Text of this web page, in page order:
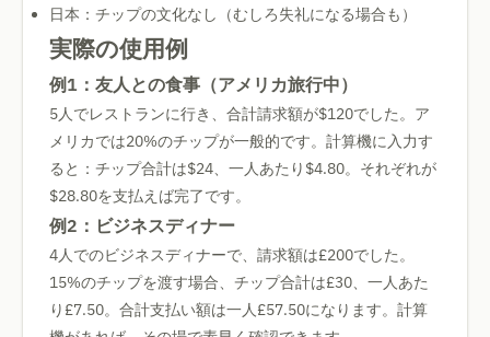
日本：チップの文化なし（むしろ失礼になる場合も）
実際の使用例
例1：友人との食事（アメリカ旅行中）
5人でレストランに行き、合計請求額が$120でした。ア
メリカでは20%のチップが一般的です。計算機に入力す
ると：チップ合計は$24、一人あたり$4.80。それぞれが
$28.80を支払えば完了です。
例2：ビジネスディナー
4人でのビジネスディナーで、請求額は£200でした。
15%のチップを渡す場合、チップ合計は£30、一人あた
り£7.50。合計支払い額は一人£57.50になります。計算